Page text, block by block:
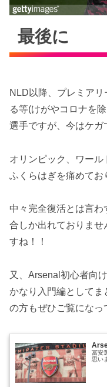
最後に
NLD以降、プレミア
る等(けがやコロナを
選手ですが、今はケガ
オリンピック、ワール
ふくらはぎを痛めてお
中々完全復活とは言
合しか出れておりま
すね！！
又、Arsenal初心者向
かなり入門編として
の方もぜひご覧になっ
冨安
思い